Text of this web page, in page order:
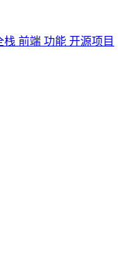
栈 前端 功能 开源项目